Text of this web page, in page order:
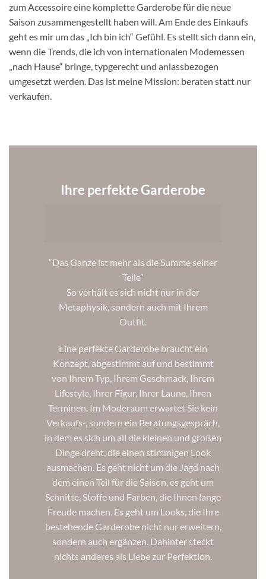
zum Accessoire eine komplette Garderobe für die neue
Saison zusammengestellt haben will. Am Ende des Einkaufs
geht es mir um das „Ich bin ich“ Gefühl. Es stellt sich dann ein,
wenn die Trends, die ich von internationalen Modemessen
„nach Hause“ bringe, typgerecht und anlassbezogen
umgesetzt werden. Das ist meine Mission: beraten statt nur
verkaufen.
Ihre perfekte Garderobe
“Das Ganze ist mehr als die Summe seiner
Teile”
So verhält es sich nicht nur in der
Metaphysik, sondern auch mit Ihrem
Outfit.
Eine perfekte Garderobe braucht ein
Konzept, abgestimmt auf und bestimmt
von Ihrem Typ, Ihrem Geschmack, Ihrem
Lifestyle, Ihrer Figur, Ihrer Laune, Ihren
Terminen. Im Moderaum erwartet Sie kein
Verkaufs-, sondern ein Beratungsgespräch,
in dem es sich um all die kleinen und großen
Dinge dreht, die einen stimmigen Look
ausmachen. Es geht nicht um die Jagd nach
dem einen Teil für die Saison, es geht um
Schnitte, Stoffe und Farben, die Ihnen lange
Freude machen. Es geht um Looks, die Ihre
bestehende Garderobe nicht nur erweitern,
sondern auch ergänzen. Dahinter steckt
nichts anderes als Liebe zur Perfektion.